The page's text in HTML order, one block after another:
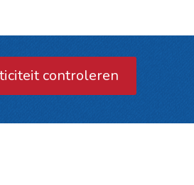
controleren